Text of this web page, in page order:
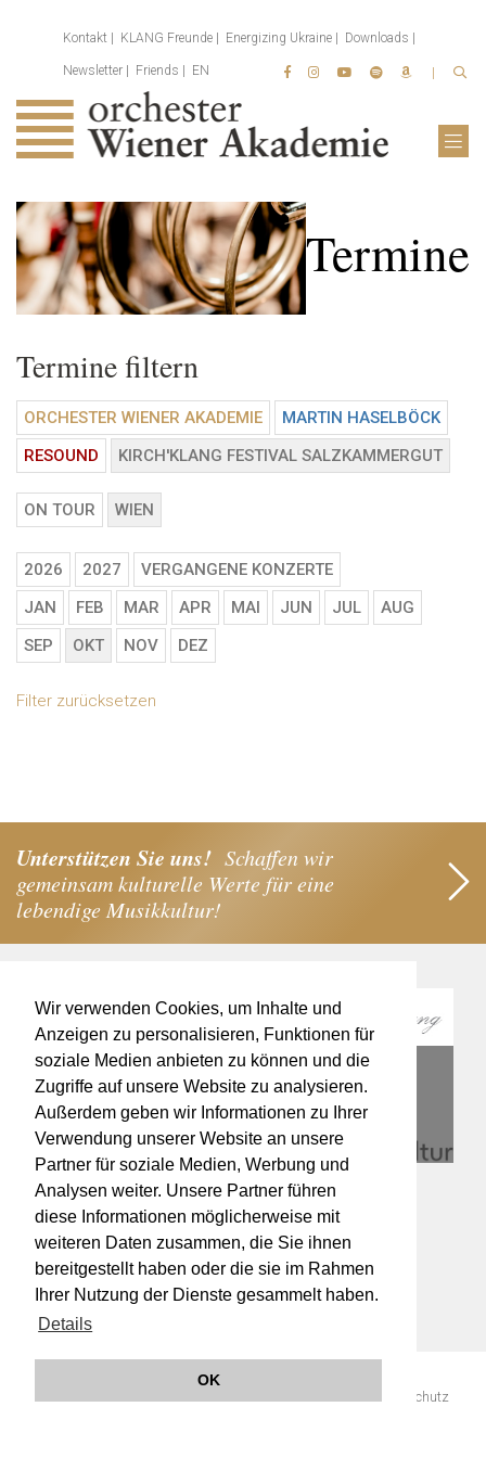
Wir verwenden Cookies, um Inhalte und
Anzeigen zu personalisieren, Funktionen für
soziale Medien anbieten zu können und die
Zugriffe auf unsere Website zu analysieren.
Außerdem geben wir Informationen zu Ihrer
Verwendung unserer Website an unsere
Partner für soziale Medien, Werbung und
Analysen weiter. Unsere Partner führen
diese Informationen möglicherweise mit
weiteren Daten zusammen, die Sie ihnen
bereitgestellt haben oder die sie im Rahmen
Ihrer Nutzung der Dienste gesammelt haben.
Details
OK
Kontakt KLANG Freunde Energizing Ukraine Downloads
Newsletter Friends EN
Termine
Termine filtern
ORCHESTER WIENER AKADEMIE
MARTIN HASELBÖCK
RESOUND
KIRCH'KLANG FESTIVAL SALZKAMMERGUT
ON TOUR WIEN
2026 2027
VERGANGENE KONZERTE
JAN
FEB MAR APR MAI JUN JUL
AUG
SEP
OKT NOV DEZ
Filter zurücksetzen
Unterstützen Sie uns! Schaffen wir
gemeinsam kulturelle Werte für eine
lebendige Musikkultur!
Datenschutz